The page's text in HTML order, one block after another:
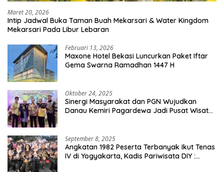
Maret 20, 2026
Intip Jadwal Buka Taman Buah Mekarsari & Water Kingdom
Mekarsari Pada Libur Lebaran
Februari 13, 2026
Maxone Hotel Bekasi Luncurkan Paket Iftar
Gema Swarna Ramadhan 1447 H
Oktober 24, 2025
Sinergi Masyarakat dan PGN Wujudkan
Danau Kemiri Pagardewa Jadi Pusat Wisata
September 8, 2025
Angkatan 1982 Peserta Terbanyak Ikut Tenas
IV di Yogyakarta, Kadis Pariwisata DIY :